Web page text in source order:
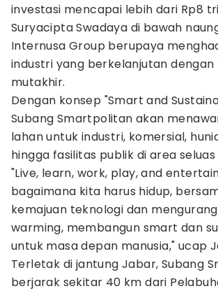
investasi mencapai lebih dari Rp8
Suryacipta Swadaya di bawah
Internusa Group berupaya
industri yang berkelanjutan
mutakhir.
Dengan konsep "Smart and
Subang Smartpolitan akan
lahan untuk industri, komersial,
hingga fasilitas publik di area seluas
"Live, learn, work, play, and
bagaimana kita harus hidup,
kemajuan teknologi dan
warming, membangun smart dan
untuk masa depan manusia," ucap
Terletak di jantung Jabar, Subang
berjarak sekitar 40 km dari